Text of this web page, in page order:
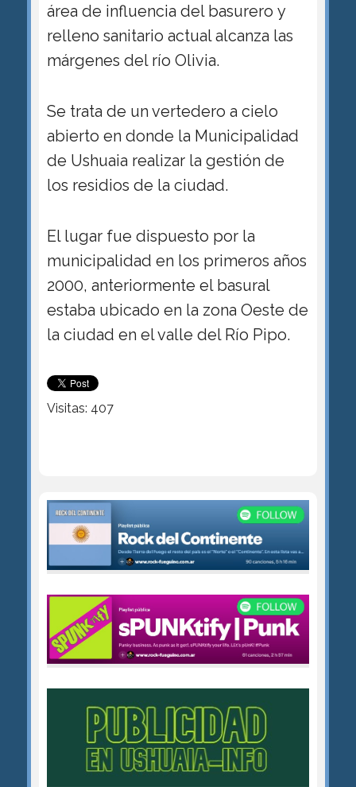
área de influencia del basurero y
relleno sanitario actual alcanza las
márgenes del río Olivia.
Se trata de un vertedero a cielo
abierto en donde la Municipalidad
de Ushuaia realizar la gestión de
los residios de la ciudad.
El lugar fue dispuesto por la
municipalidad en los primeros años
2000, anteriormente el basural
estaba ubicado en la zona Oeste de
la ciudad en el valle del Río Pipo.
Visitas: 407